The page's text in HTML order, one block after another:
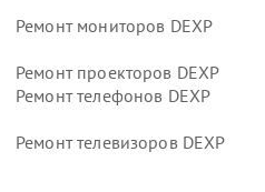
Ремонт мониторов DEXP
Ремонт проекторов DEXP
Ремонт телефонов DEXP
Ремонт телевизоров DEXP